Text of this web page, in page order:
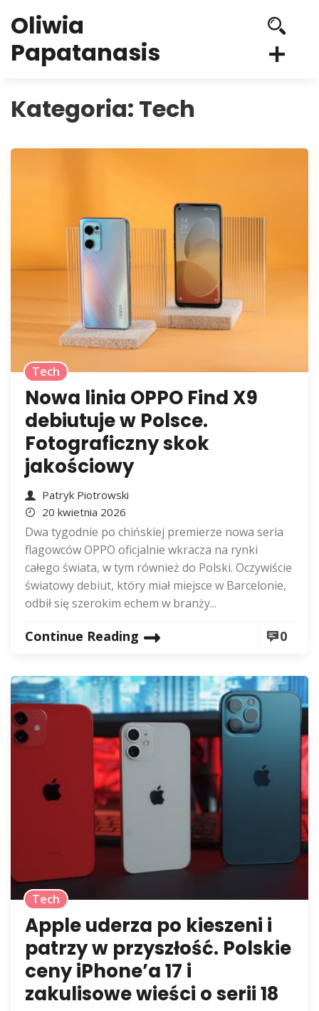
Oliwia
Papatanasis
Kategoria: Tech
Tech
Nowa linia OPPO Find X9
debiutuje w Polsce.
Fotograficzny skok
jakościowy
Patryk Piotrowski
20 kwietnia 2026
Dwa tygodnie po chińskiej premierze nowa seria
flagowców OPPO oficjalnie wkracza na rynki
całego świata, w tym również do Polski. Oczywiście
światowy debiut, który miał miejsce w Barcelonie,
odbił się szerokim echem w branży...
Continue Reading 0
Tech
Apple uderza po kieszeni i
patrzy w przyszłość. Polskie
ceny iPhone’a 17 i
zakulisowe wieści o serii 18